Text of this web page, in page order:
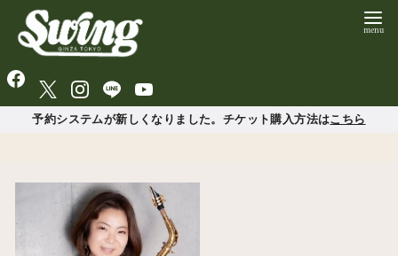
予約システムが新しくなりました。チケット購入方法はこちら